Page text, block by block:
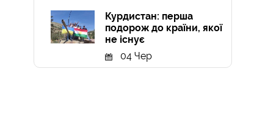
Курдистан: перша
подорож до країни, якої
не існує
04 Чер